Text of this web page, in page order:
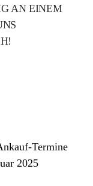
AN EINEM
Termine
2025